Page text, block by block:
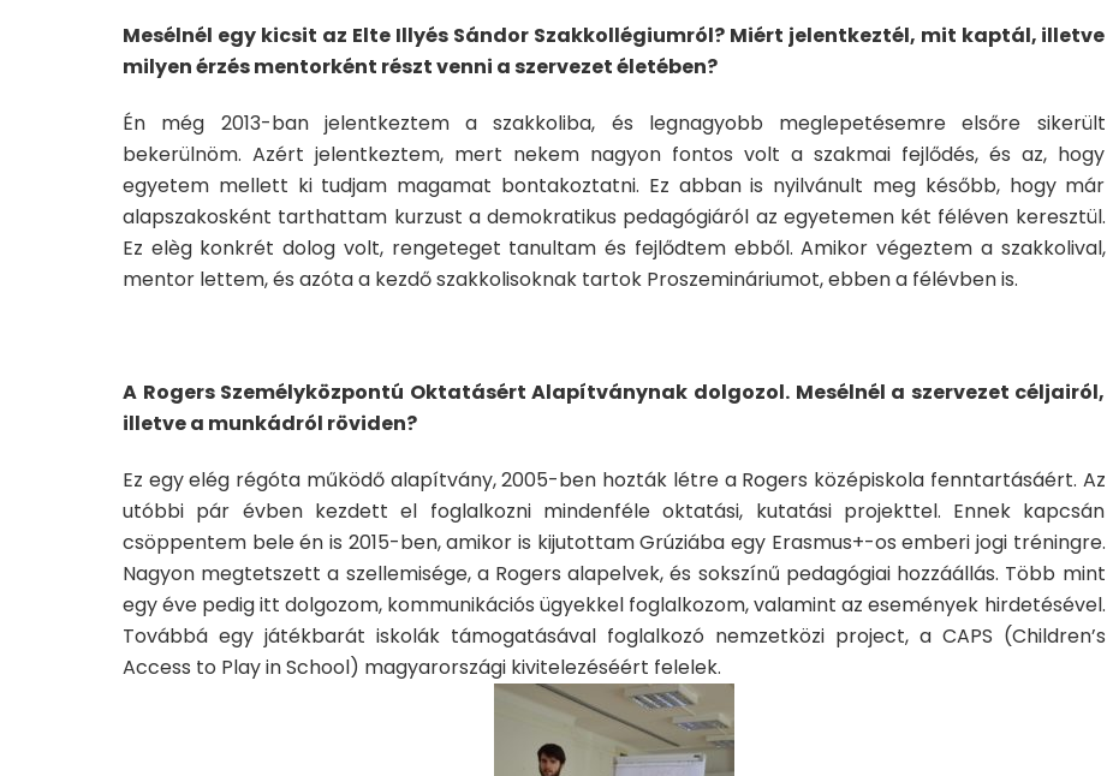
Mesélnél egy kicsit az Elte Illyés Sándor Szakkollégiumról? Miért jelentkeztél, mit kaptál, illetve
milyen érzés mentorként részt venni a szervezet életében?
Én még 2013-ban jelentkeztem a szakkoliba, és legnagyobb meglepetésemre elsőre sikerült
bekerülnöm. Azért jelentkeztem, mert nekem nagyon fontos volt a szakmai fejlődés, és az, hogy
egyetem mellett ki tudjam magamat bontakoztatni. Ez abban is nyilvánult meg később, hogy már
alapszakosként tarthattam kurzust a demokratikus pedagógiáról az egyetemen két féléven keresztül.
Ez elèg konkrét dolog volt, rengeteget tanultam és fejlődtem ebből. Amikor végeztem a szakkolival,
mentor lettem, és azóta a kezdő szakkolisoknak tartok Proszemináriumot, ebben a félévben is.
A Rogers Személyközpontú Oktatásért Alapítványnak dolgozol. Mesélnél a szervezet céljairól,
illetve a munkádról röviden?
Ez egy elég régóta működő alapítvány, 2005-ben hozták létre a Rogers középiskola fenntartásáért. Az
utóbbi pár évben kezdett el foglalkozni mindenféle oktatási, kutatási projekttel. Ennek kapcsán
csöppentem bele én is 2015-ben, amikor is kijutottam Grúziába egy Erasmus+-os emberi jogi tréningre.
Nagyon megtetszett a szellemisége, a Rogers alapelvek, és sokszínű pedagógiai hozzáállás. Több mint
egy éve pedig itt dolgozom, kommunikációs ügyekkel foglalkozom, valamint az események hirdetésével.
Továbbá egy játékbarát iskolák támogatásával foglalkozó nemzetközi project, a CAPS (Children’s
Access to Play in School) magyarországi kivitelezéséért felelek.